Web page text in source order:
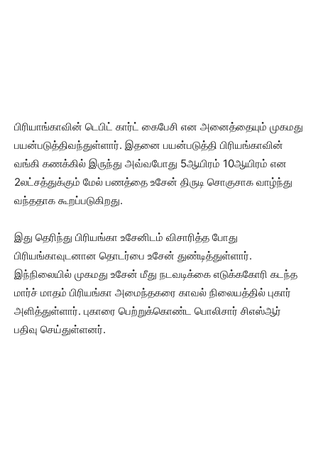
பிரியாங்காவின் டெபிட் கார்ட் கைபேசி என அனைத்தையும் முகமது
பயன்படுத்திவந்துள்ளார். இதனை பயன்படுத்தி பிரியங்காவின்
வங்கி கணக்கில் இருந்து அவ்வபோது 5ஆயிரம் 10ஆயிரம் என
2லட்சத்துக்கும் மேல் பணத்தை உசேன் திருடி சொகுசாக வாழ்ந்து
வந்ததாக கூறப்படுகிறது.
இது தெரிந்து பிரியங்கா உசேனிடம் விசாரித்த போது
பிரியங்காவுடனான தொடர்பை உசேன் துண்டித்துள்ளார்.
இந்நிலையில் முகமது உசேன் மீது நடவடிக்கை எடுக்ககோரி கடந்த
மார்ச் மாதம் பிரியங்கா அமைந்தகரை காவல் நிலையத்தில் புகார்
அளித்துள்ளார். புகாரை பெற்றுக்கொண்ட பொலிசார் சிஎஸ்ஆர்
பதிவு செய்துள்ளனர்.